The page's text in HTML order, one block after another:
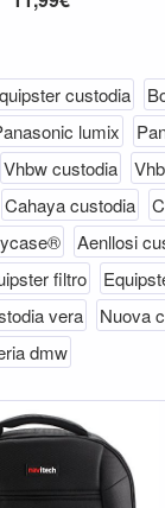
custodia
lumix
Vhbw custodia
Cahaya custodia
Aenllosi
filtro
vera Nuova
dmw